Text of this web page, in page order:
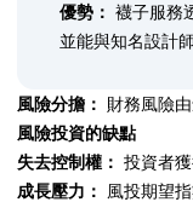
優勢： 襪子服務
並能與知名設計師
風險分擔： 財務風險
風險投資的缺點
失去控制權： 投資者
成長壓力： 風投期望